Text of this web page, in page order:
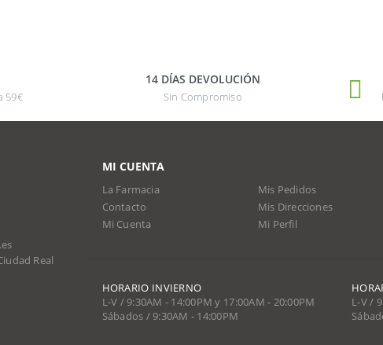
59€
14 DÍAS DEVOLUCIÓN
Sin Compromiso
Real
MI CUENTA
La Farmacia
Contacto
Mi Cuenta
Mis Pedidos
Mis Direcciones
Mi Perfil
HORARIO INVIERNO
L-V / 9:30AM - 14:00PM y 17:00AM - 20:00PM
Sábados / 9:30AM - 14:00PM
L-V /